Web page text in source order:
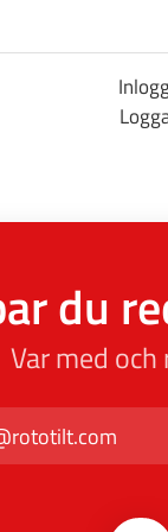
du
Var med